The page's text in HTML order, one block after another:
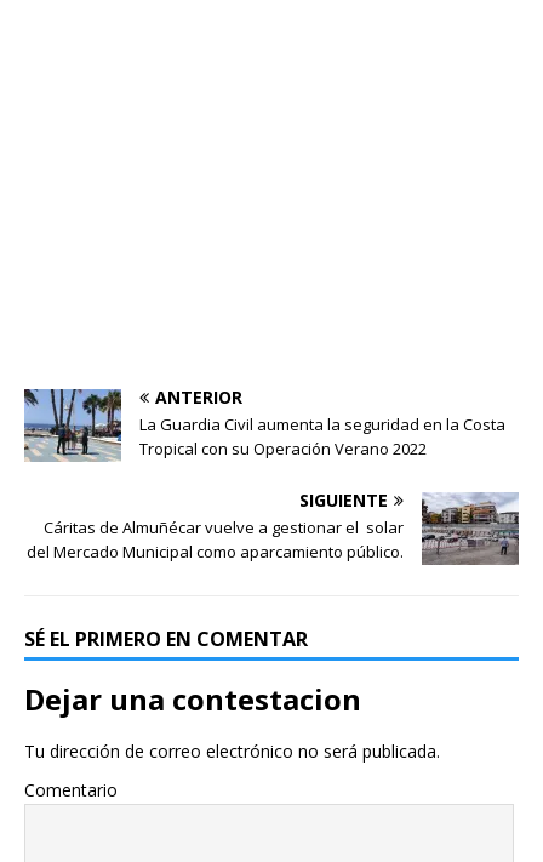
ANTERIOR
La Guardia Civil aumenta la seguridad en la Costa
Tropical con su Operación Verano 2022
SIGUIENTE
Cáritas de Almuñécar vuelve a gestionar el solar
del Mercado Municipal como aparcamiento público.
SÉ EL PRIMERO EN COMENTAR
Dejar una contestacion
Tu dirección de correo electrónico no será publicada.
Comentario